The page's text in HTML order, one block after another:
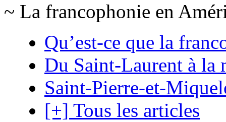
~ La francophonie en
Qu’est-ce que la
Du Saint-Laurent à la
Saint-Pierre-et-
[+] Tous les articles